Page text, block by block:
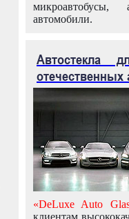
микроавтобусы,
автомобили.
Автостекла
отечественных
«DeLuxe Auto
клиентам